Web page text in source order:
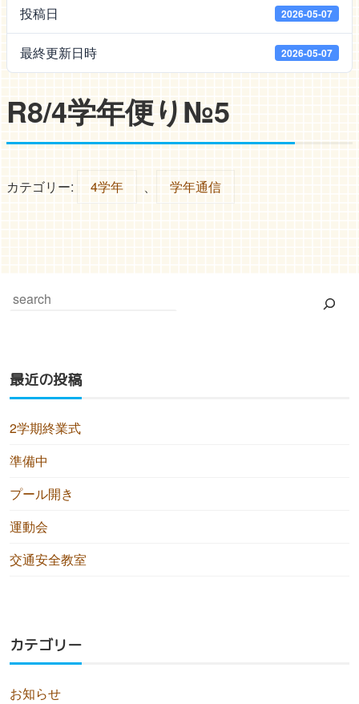
投稿日 2026-05-07
最終更新日時 2026-05-07
R8/4学年便り№5
カテゴリー: 4学年 、 学年通信
最近の投稿
2学期終業式
準備中
プール開き
運動会
交通安全教室
カテゴリー
お知らせ